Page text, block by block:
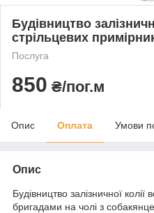
Будівництво
стрільцевих
Послуга
850 ₴/пог.м
Опис Оплата Умови
Опис
Будівництво залізничної
бригадами на чолі з